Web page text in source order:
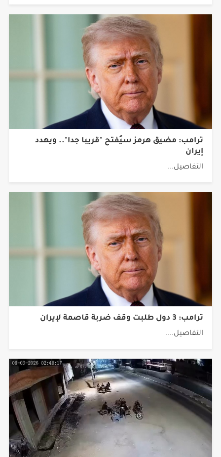
ترامب: مضيق هرمز سيُفتح "قريبا جدا".. ويهدد
إيران
التفاصيل...
ترامب: 3 دول طلبت وقف ضربة قاصمة لإيران
التفاصيل....